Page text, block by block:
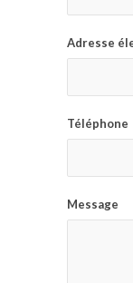
Adresse
Téléphone
Message